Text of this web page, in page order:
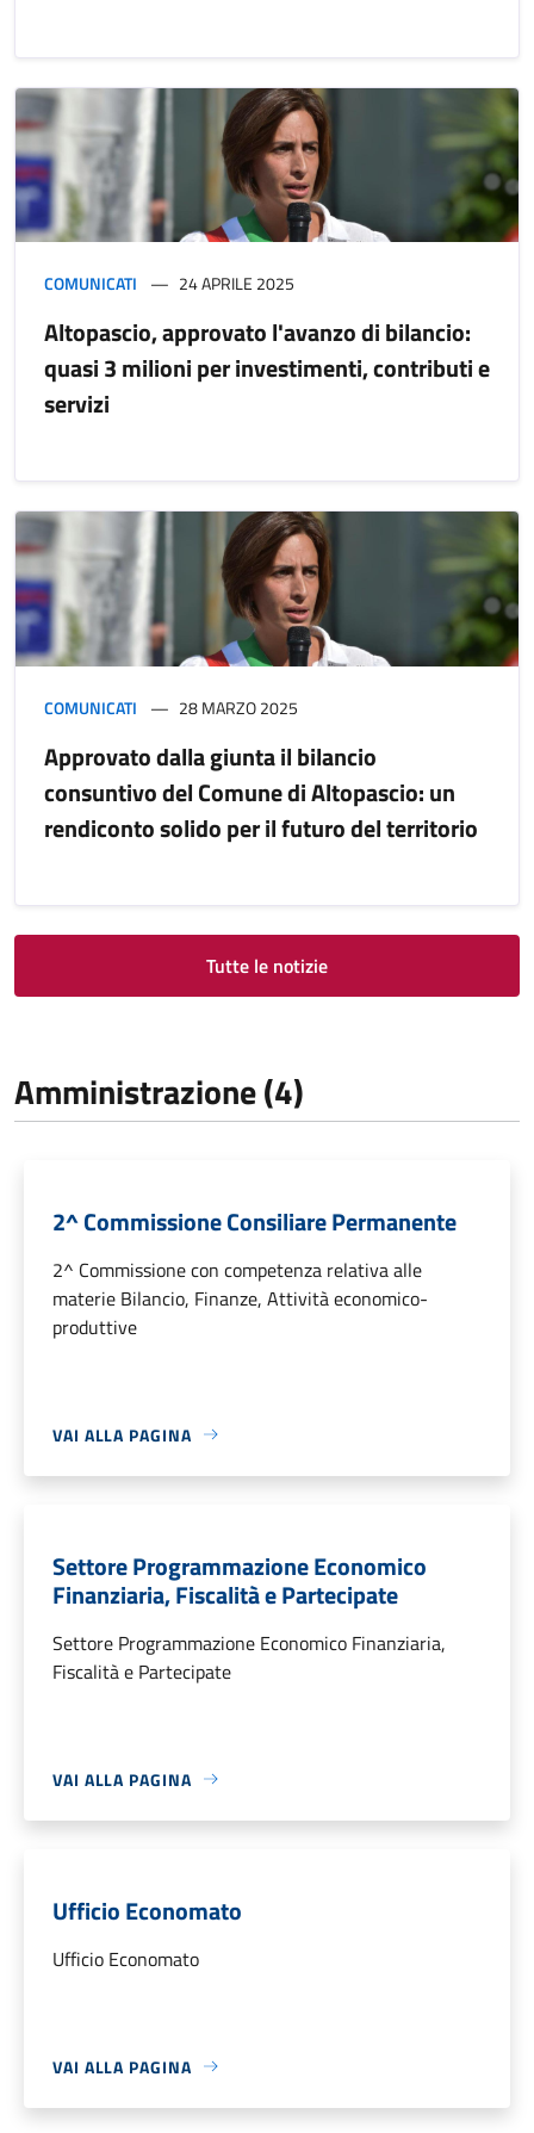
COMUNICATI 24 APRILE 2025
Altopascio, approvato l'avanzo di bilancio:
quasi 3 milioni per investimenti, contributi e
servizi
COMUNICATI 28 MARZO 2025
Approvato dalla giunta il bilancio
consuntivo del Comune di Altopascio: un
rendiconto solido per il futuro del territorio
Tutte le notizie
Amministrazione (4)
2^ Commissione Consiliare Permanente
2^ Commissione con competenza relativa alle
materie Bilancio, Finanze, Attività economico-
produttive
VAI ALLA PAGINA
Settore Programmazione Economico
Finanziaria, Fiscalità e Partecipate
Settore Programmazione Economico Finanziaria,
Fiscalità e Partecipate
VAI ALLA PAGINA
Ufficio Economato
Ufficio Economato
VAI ALLA PAGINA